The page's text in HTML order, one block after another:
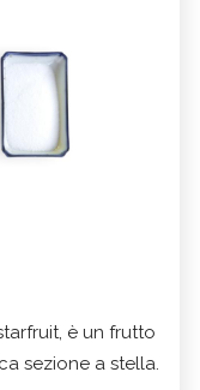
è un frutto
sezione a stella.